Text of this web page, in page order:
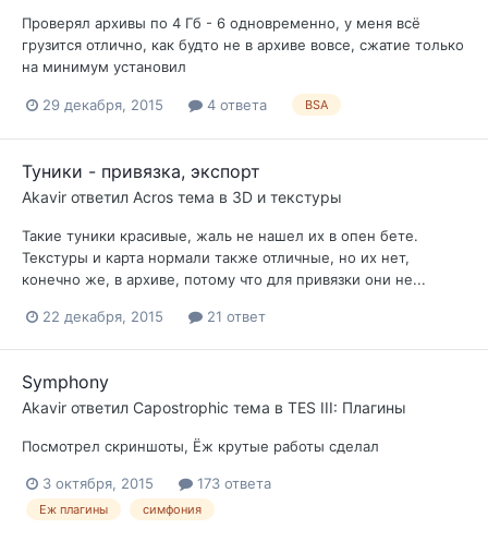
Проверял архивы по 4 Гб - 6 одновременно, у меня всё
грузится отлично, как будто не в архиве вовсе, сжатие только
на минимум установил
29 декабря, 2015 4 ответа BSA
Туники - привязка, экспорт
Akavir ответил Acros тема в 3D и текстуры
Такие туники красивые, жаль не нашел их в опен бете.
Текстуры и карта нормали также отличные, но их нет,
конечно же, в архиве, потому что для привязки они не...
22 декабря, 2015 21 ответ
Symphony
Akavir ответил Capostrophic тема в TES III: Плагины
Посмотрел скриншоты, Ёж крутые работы сделал
3 октября, 2015 173 ответа
Еж плагины симфония